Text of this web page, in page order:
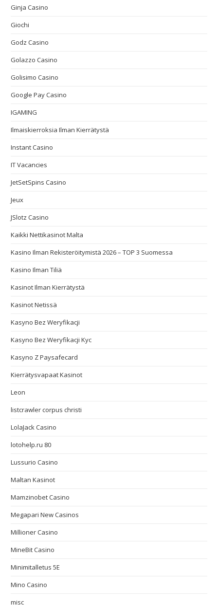
Ginja Casino
Giochi
Godz Casino
Golazzo Casino
Golisimo Casino
Google Pay Casino
IGAMING
Ilmaiskierroksia Ilman Kierrätystä
Instant Casino
IT Vacancies
JetSetSpins Casino
Jeux
JSlotz Casino
Kaikki Nettikasinot Malta
Kasino Ilman Rekisteröitymistä 2026 – TOP 3 Suomessa
Kasino Ilman Tiliä
Kasinot Ilman Kierrätystä
Kasinot Netissä
Kasyno Bez Weryfikacji
Kasyno Bez Weryfikacji Kyc
Kasyno Z Paysafecard
Kierrätysvapaat Kasinot
Leon
listcrawler corpus christi
LolaJack Casino
lotohelp.ru 80
Lussurio Casino
Maltan Kasinot
Mamzinobet Casino
Megapari New Casinos
Millioner Casino
MineBit Casino
Minimitalletus 5E
Mino Casino
misc